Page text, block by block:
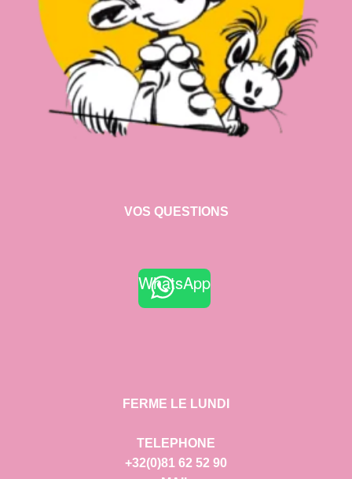
VOS QUESTIONS
WhatsApp
FERME LE LUNDI
TELEPHONE
+32(0)81 62 52 90